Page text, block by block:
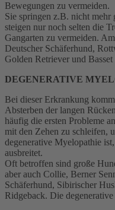
Bewegungen zu vermeiden.
Sie springen z.B. nicht mehr
steigen nur noch selten die
Gangarten zu vermeiden.
Deutscher Schäferhund,
Golden Retriever und
DEGENERATIVE
Bei dieser Erkrankung
Absterben der langen
häufig die ersten Probleme
mit den Zehen zu schleifen,
degenerative Myelopathie
ausbreitet.
Oft betroffen sind große
aber auch Collie, Berner
Schäferhund, Sibirischer
Ridgeback. Die